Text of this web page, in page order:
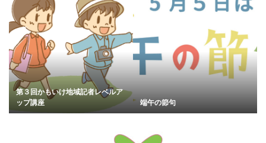
第３回かもいけ地域記者レベルア
ップ講座
端午の節句